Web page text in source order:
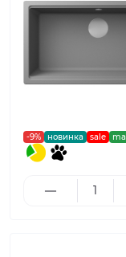
-9% новинка sale